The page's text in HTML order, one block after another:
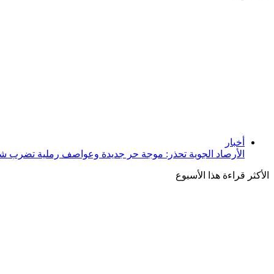
أخبار
الأرصاد الجوية تحذر: موجة حر جديدة وعواصف رملية تضرب
الأكثر قراءة هذا الأسبوع